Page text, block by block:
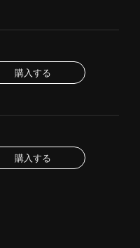
購入する
購入する